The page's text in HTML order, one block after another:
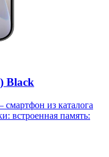
Black
из каталога
встроенная память: